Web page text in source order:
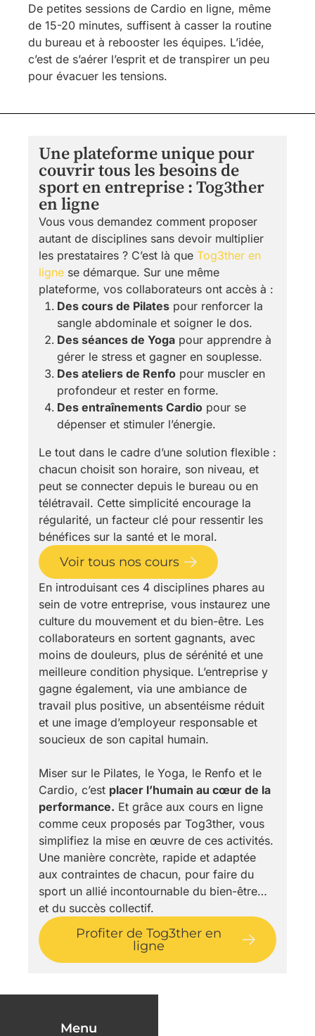
De petites sessions de Cardio en ligne, même
de 15-20 minutes, suffisent à casser la routine
du bureau et à rebooster les équipes. L’idée,
c’est de s’aérer l’esprit et de transpirer un peu
pour évacuer les tensions.
Une plateforme unique pour
couvrir tous les besoins de
sport en entreprise : Tog3ther
en ligne
Vous vous demandez comment proposer
autant de disciplines sans devoir multiplier
les prestataires ? C’est là que Tog3ther en
lignese démarque. Sur une même
plateforme, vos collaborateurs ont accès à :
Des cours de Pilatespour renforcer la
sangle abdominale et soigner le dos.
Des séances de Yogapour apprendre à
gérer le stress et gagner en souplesse.
Des ateliers de Renfopour muscler en
profondeur et rester en forme.
Des entraînements Cardiopour se
dépenser et stimuler l’énergie.
Le tout dans le cadre d’une solution flexible :
chacun choisit son horaire, son niveau, et
peut se connecter depuis le bureau ou en
télétravail. Cette simplicité encourage la
régularité, un facteur clé pour ressentir les
bénéfices sur la santé et le moral.
Voir tous nos cours
En introduisant ces 4 disciplines phares au
sein de votre entreprise, vous instaurez une
culture du mouvement et du bien-être. Les
collaborateurs en sortent gagnants, avec
moins de douleurs, plus de sérénité et une
meilleure condition physique. L’entreprise y
gagne également, via une ambiance de
travail plus positive, un absentéisme réduit
et une image d’employeur responsable et
soucieux de son capital humain.
Miser sur le Pilates, le Yoga, le Renfo et le
Cardio, c’est placer l’humain au cœur de la
performance. Et grâce aux cours en ligne
comme ceux proposés par Tog3ther, vous
simplifiez la mise en œuvre de ces activités.
Une manière concrète, rapide et adaptée
aux contraintes de chacun, pour faire du
sport un allié incontournable du bien-être…
et du succès collectif.
Profiter de Tog3ther en
ligne
Menu